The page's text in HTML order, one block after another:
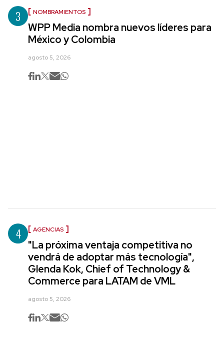
3 NOMBRAMIENTOS
WPP Media nombra nuevos líderes para
México y Colombia
agosto 5, 2026
4 AGENCIAS
"La próxima ventaja competitiva no
vendrá de adoptar más tecnología",
Glenda Kok, Chief of Technology &
Commerce para LATAM de VML
agosto 5, 2026